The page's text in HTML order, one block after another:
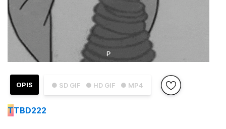
● SD GIF ● HD GIF ● MP4
OPIS
TTBD222